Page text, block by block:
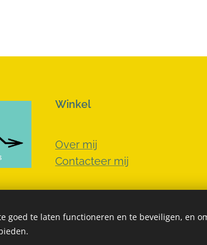
Winkel
Over mij
Contacteer mij
goed te laten functioneren en te beveiligen, en